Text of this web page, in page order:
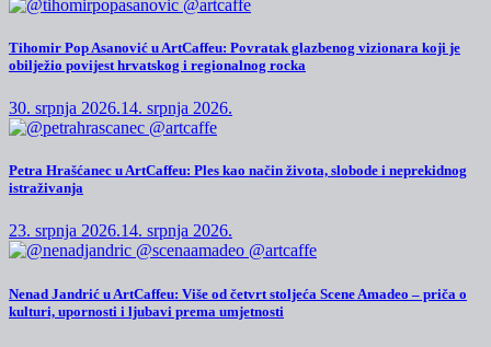
Tihomir Pop Asanović u ArtCaffeu: Povratak glazbenog vizionara koji je
obilježio povijest hrvatskog i regionalnog rocka
30. srpnja 2026.14. srpnja 2026.
Petra Hrašćanec u ArtCaffeu: Ples kao način života, slobode i neprekidnog
istraživanja
23. srpnja 2026.14. srpnja 2026.
Nenad Jandrić u ArtCaffeu: Više od četvrt stoljeća Scene Amadeo – priča o
kulturi, upornosti i ljubavi prema umjetnosti